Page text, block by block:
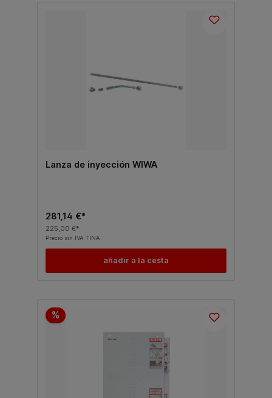
Lanza de inyección WIWA
281,14 €*
225,00 €*
Precio sin IVA TINA
añadir a la cesta
%